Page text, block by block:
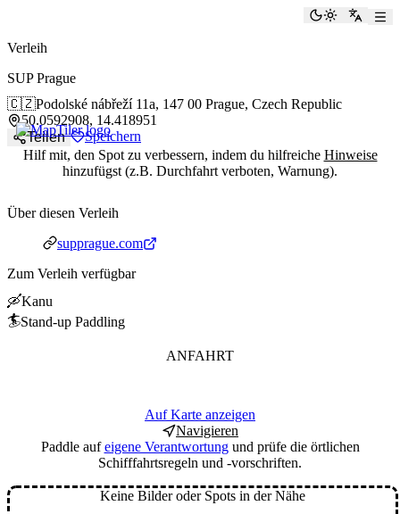
Zu
Verleih
SUP Prague
🇨🇿Podolské nábřeží 11a, 147 00 Prague, Czech Republic
50.0592908, 14.418951
Teilen
Speichern
Hilf mit, den Spot zu verbessern, indem du hilfreiche Hinweise
hinzufügst (z.B. Durchfahrt verboten, Warnung).
Über diesen Verleih
Webseitesupprague.com
Zum Verleih verfügbar
🛶Kanu
🏄Stand-up Paddling
ANFAHRT
Auf Karte anzeigen
Navigieren
Paddle aufeigene Verantwortungund prüfe die örtlichen
Schifffahrtsregeln und -vorschriften.
Keine Bilder oder Spots in der Nähe